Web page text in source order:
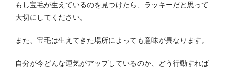
もし宝毛が生えているのを見つけたら、ラッキーだと思って
大切にしてください。
また、宝毛は生えてきた場所によっても意味が異なります。
自分が今どんな運気がアップしているのか、どう行動すれば